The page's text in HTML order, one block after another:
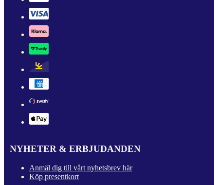
NYHETER & ERBJUDANDEN
Anmäl dig till vårt nyhetsbrev här
Köp presentkort